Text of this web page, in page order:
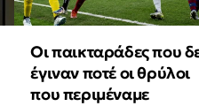
Οι παικταράδες που
έγιναν ποτέ οι θρύλοι
που περιμέναμε